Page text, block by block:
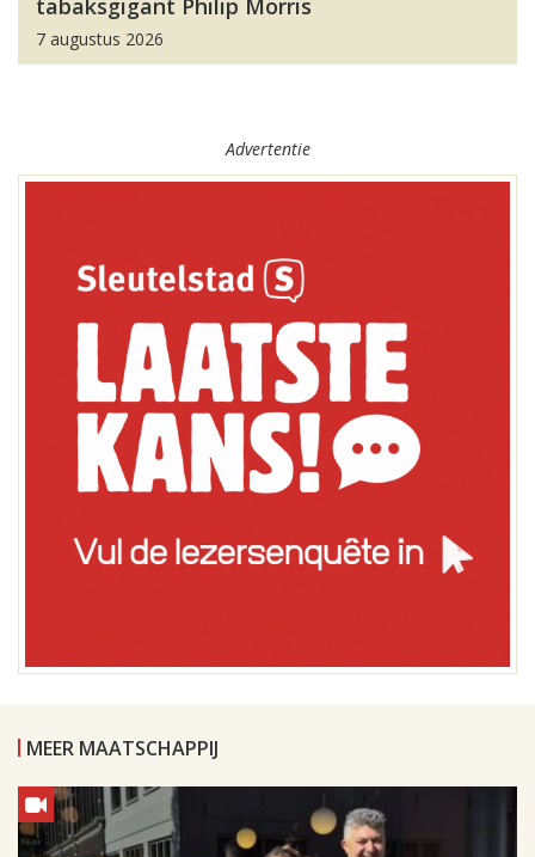
tabaksgigant Philip Morris
7 augustus 2026
Advertentie
MEER MAATSCHAPPIJ